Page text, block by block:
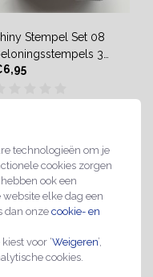
technologieën om je
cookies zorgen
ook een
elke dag een
dan onze cookie- en
voor ‘Weigeren’,
cookies.
Stempel Set 08
3